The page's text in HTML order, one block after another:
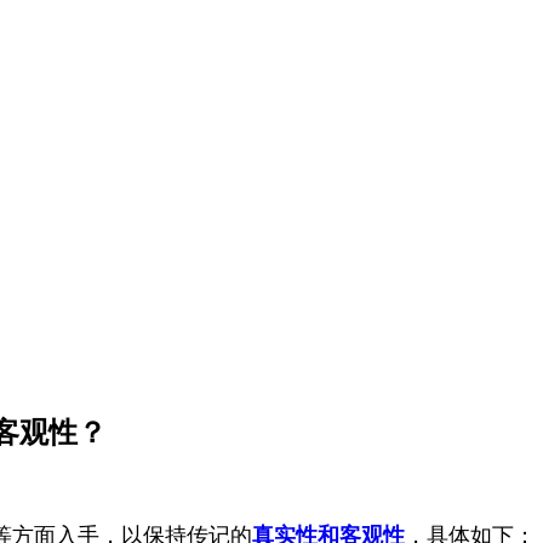
观性？
方面入手，以保持传记的真实性和客观性 ，具体如下：